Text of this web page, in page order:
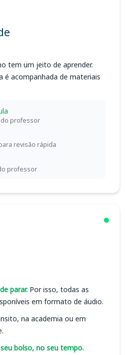
tem um jeito de aprender.
é acompanhada de materiais
do professor
revisão rápida
professor
parar. Por isso, todas as
em formato de áudio.
na academia ou em
bolso, no seu tempo.